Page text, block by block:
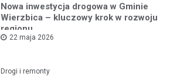
Nowa inwestycja drogowa w Gminie
Wierzbica – kluczowy krok w rozwoju
regionu
22 maja 2026
Drogi i remonty